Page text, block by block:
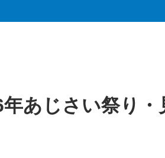
あじさい祭り・